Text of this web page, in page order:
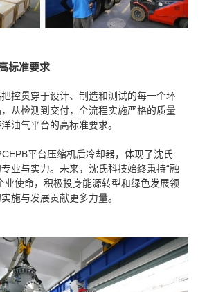
标准要求
控贯穿于设计、制造和测试的每一个环
从检测到交付，全流程实施严格的质量
油气平台的高标准要求。
平台压缩机后冷却器，体现了沈氏
业与实力。未来，沈氏科技始终秉持“融
业使命，积极投身能源转型和绿色发展领
施与发展贡献更多力量。